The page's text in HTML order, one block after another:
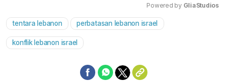
Powered by GliaStudios
tentara lebanon perbatasan lebanon israel
konflik lebanon israel